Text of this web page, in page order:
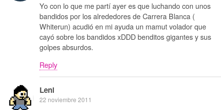
Yo con lo que me partí ayer es que luchando con unos
bandidos por los alrededores de Carrera Blanca (
Whiterun) acudió en mi ayuda un mamut volador que
cayó sobre los bandidos xDDD benditos gigantes y sus
golpes absurdos.
Reply
Leni
22 noviembre 2011